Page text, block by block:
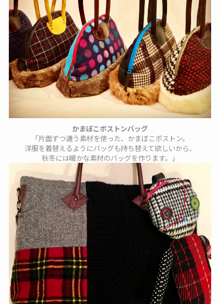
かまぼこボストンバッグ
「片面ずつ違う素材を使った、かまぼこボストン。
洋服を着替えるようにバッグも持ち替えて欲しいから、
秋冬には暖かな素材のバッグを作ります。」